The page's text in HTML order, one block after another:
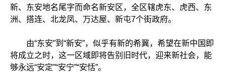
新、东安地名尾字而命名新安区，全区辖虎东、虎西、东
洲、搭连、北龙凤、万达屋、新屯7个街政府。
由“东安”到“新安”，似乎有新的希冀，希望在新中国即
将成立之时，这一区域即将告别旧时代，迎来新社会，能
够永远“安定”“安宁”“安恬”。